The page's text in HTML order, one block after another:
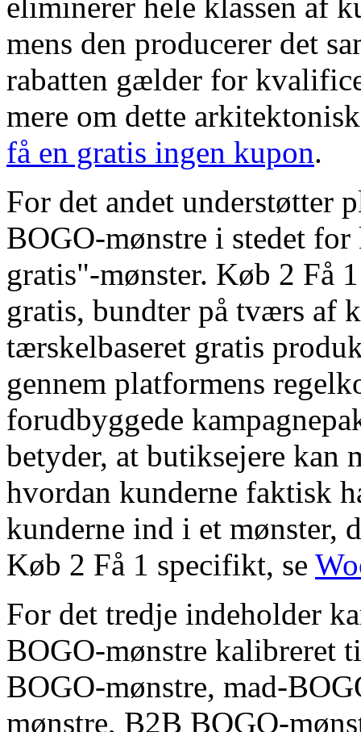
eliminerer hele klassen af
mens den producerer det
rabatten gælder for
mere om dette
få en gratis ingen kupon.
For det andet understøtter
BOGO-mønstre i stedet
gratis"-mønster. Køb 2 Få
gratis, bundter på tværs af
tærskelbaseret gratis
gennem platformens
forudbyggede
betyder, at butiksejere
hvordan kunderne faktisk
kunderne ind i et mønster,
Køb 2 Få 1 specifikt, se
For det tredje indeholder
BOGO-mønstre kalibreret
BOGO-mønstre, mad-
mønstre, B2B BOGO-